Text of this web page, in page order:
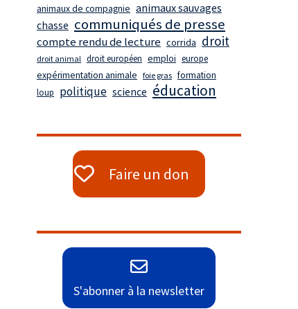
animaux de compagnie animaux sauvages
chasse communiqués de presse
compte rendu de lecture corrida droit
droit animal droit européen emploi europe
expérimentation animale foie gras formation
loup politique science éducation
Faire un don
S'abonner à la newsletter